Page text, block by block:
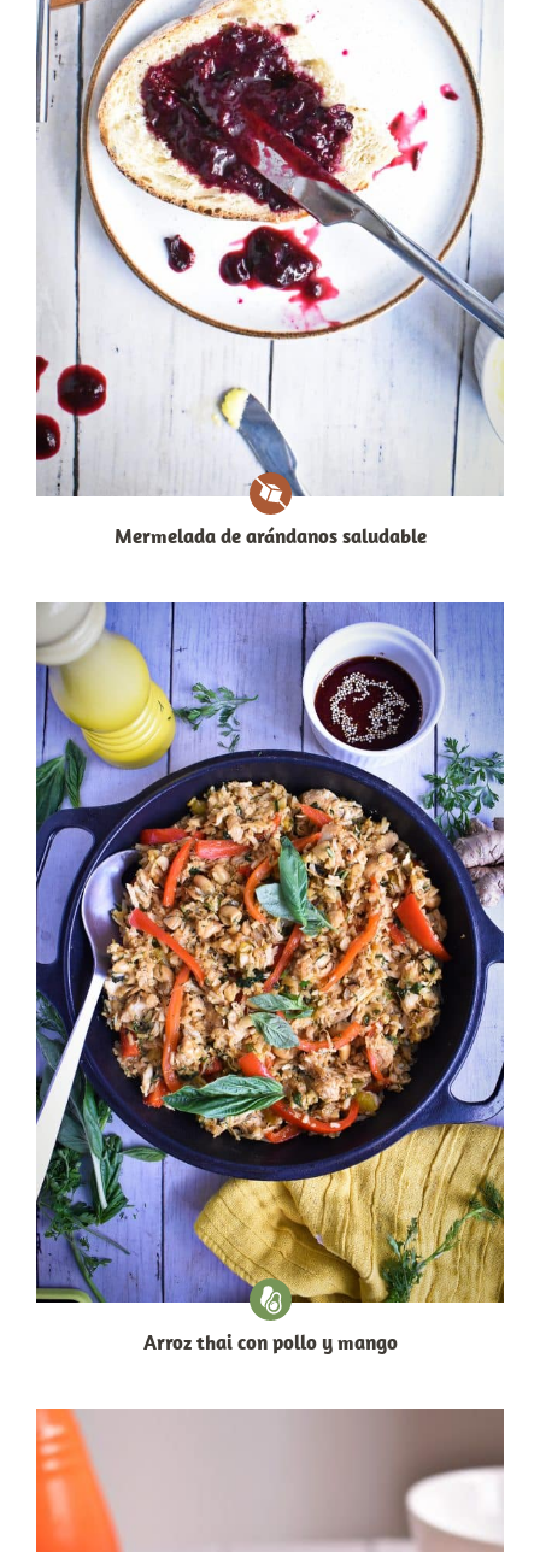
Mermelada de arándanos saludable
Arroz thai con pollo y mango